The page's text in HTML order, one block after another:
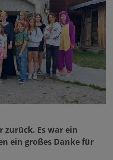
zurück. Es war ein
ein großes Danke für